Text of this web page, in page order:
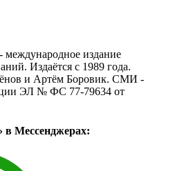
издание
Издаётся с 1989 года.
и Артём Боровик. CМИ -
ЭЛ № ФС 77-79634 от
в Мессенджерах: